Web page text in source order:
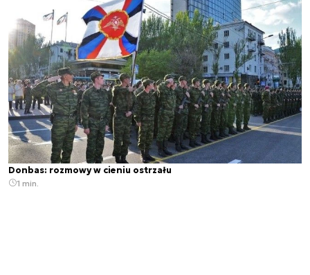
Donbas: rozmowy w cieniu ostrzału
1 min.